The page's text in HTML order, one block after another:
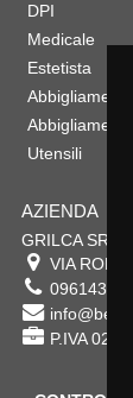
DPI
Medicale
Estetista
Abbigliamento
Utensili
AZIENDA
GRILCA SRL
VIA
P.IVA